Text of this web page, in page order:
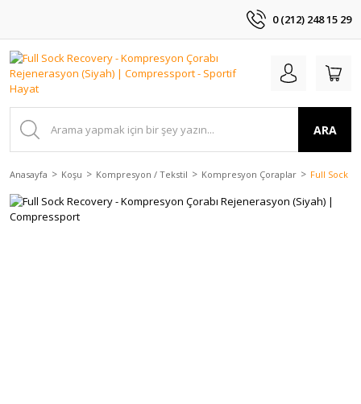
0 (212) 248 15 29
ARA
Anasayfa Koşu Kompresyon / Tekstil Kompresyon Çoraplar Full Sock